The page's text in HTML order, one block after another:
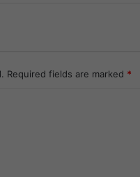
Required fields are marked *